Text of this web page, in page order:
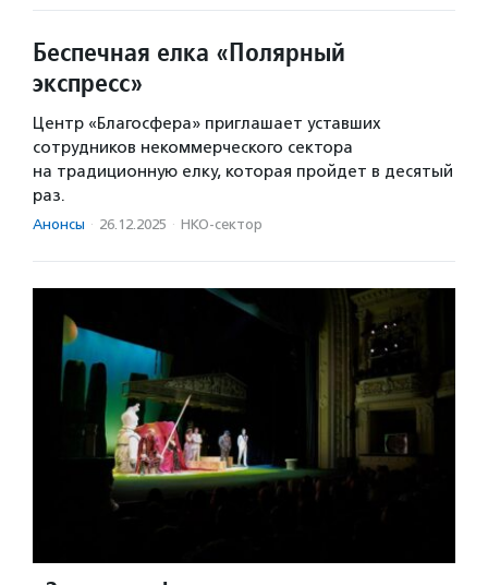
Беспечная елка «Полярный
экспресс»
Центр «Благосфера» приглашает уставших
сотрудников некоммерческого сектора
на традиционную елку, которая пройдет в десятый
раз.
Анонсы · 26.12.2025 · НКО-сектор